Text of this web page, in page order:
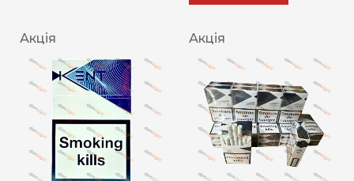
Акція Акція